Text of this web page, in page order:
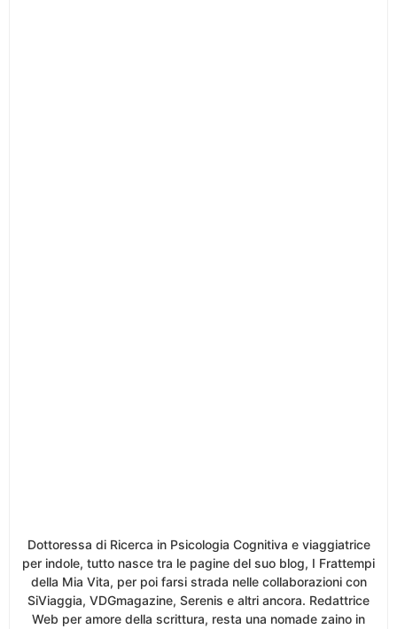
Dottoressa di Ricerca in Psicologia Cognitiva e viaggiatrice
per indole, tutto nasce tra le pagine del suo blog, I Frattempi
della Mia Vita, per poi farsi strada nelle collaborazioni con
SiViaggia, VDGmagazine, Serenis e altri ancora. Redattrice
Web per amore della scrittura, resta una nomade zaino in